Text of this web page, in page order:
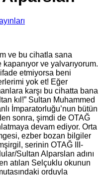
ve bu cihatla sana
ve yalvarıyorum.
etmiyorsa beni
yok et! Eğer
karşı bu cihatta bana
kıl!” Sultan Muhammed
İmparatorluğu’nun bütün
sonra, şimdi de OTAĞ
devam ediyor. Orta
ezber bozan bilgiler
serinin OTAĞ III-
Sultan Alparslan adını
atılan Selçuklu okunun
orduyla